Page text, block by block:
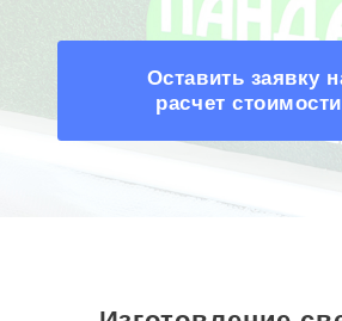
Оставить заявку
расчет стоимости